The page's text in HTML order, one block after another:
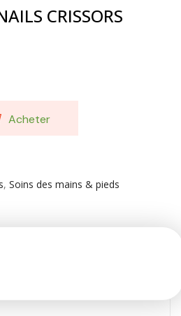
CRISSORS
Acheter
, Soins des mains & pieds